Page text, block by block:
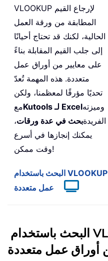
VLOOKUP لإرجاع القيم
المطابقة من ورقة العمل
الحالية، لكنك قد تحتاج أحيانًا
إلى جلب القيم المقابلة بناءً
على معايير من أوراق عمل
متعددة. هذه المهمة تُعدّ
تحديًا مؤرقًا لمعظمنا، ولكن
مع
Kutools لـ Excelوميزته
الفريدةبحث في عدة ورقات،
يمكنك إنجازها في أسرع
وقت ممكن!
البحث باستخدام VLOOKUP وإرجاع القيم المطابقة من أوراق
عمل متعددة
البحث باستخدام VLOOKUP وإرجاع القيم
أوراق عمل متعددة